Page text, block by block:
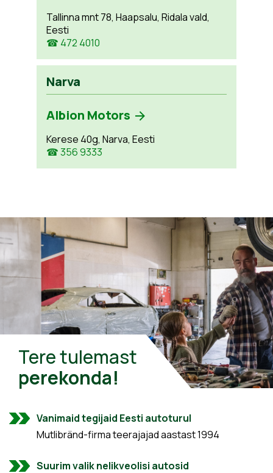
Tallinna mnt 78, Haapsalu, Ridala vald,
Eesti
☎ 472 4010
Narva
Albion Motors
Kerese 40g, Narva, Eesti
☎ 356 9333
Tere tulemast
perekonda!
Vanimaid tegijaid Eesti autoturul
Mutlibränd-firma teerajajad aastast 1994
Suurim valik nelikveolisi autosid